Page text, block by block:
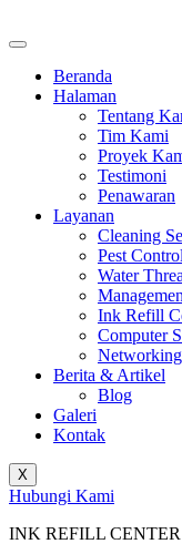
Beranda
Halaman
Tentang
Tim Kami
Proyek
Testimoni
Penawaran
Layanan
Cleaning
Pest Control
Water
Ink Refill
Computer
Berita & Artikel
Blog
Galeri
Kontak
X
Hubungi Kami
INK REFILL CENTER